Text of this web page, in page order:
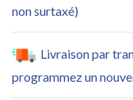
non surtaxé)
Livraison par
programmez un